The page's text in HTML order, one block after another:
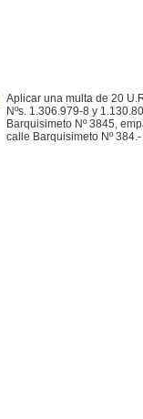
Aplicar una multa de 20
Nºs. 1.306.979-8 y
Barquisimeto Nº 3845,
calle Barquisimeto Nº 384.-